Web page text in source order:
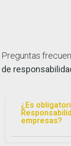
Preguntas
de
¿Es
empresas?